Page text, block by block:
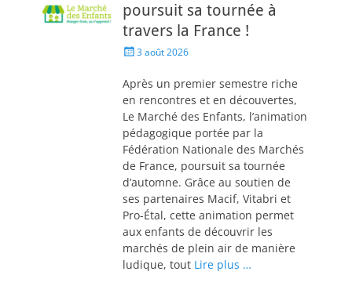
poursuit sa tournée à
travers la France !
3 août 2026
Après un premier semestre riche
en rencontres et en découvertes,
Le Marché des Enfants, l’animation
pédagogique portée par la
Fédération Nationale des Marchés
de France, poursuit sa tournée
d’automne. Grâce au soutien de
ses partenaires Macif, Vitabri et
Pro-Étal, cette animation permet
aux enfants de découvrir les
marchés de plein air de manière
ludique, tout Lire plus …